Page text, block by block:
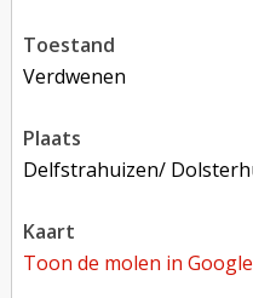
toestand
verdwenen
plaats
Delfstrahuizen/
kaart
Toon de molen in